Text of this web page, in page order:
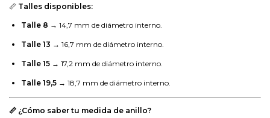
📏 Talles disponibles:
Talle 8 → 14,7 mm de diámetro interno.
Talle 13 → 16,7 mm de diámetro interno.
Talle 15 → 17,2 mm de diámetro interno.
Talle 19,5 → 18,7 mm de diámetro interno.
📏 ¿Cómo saber tu medida de anillo?